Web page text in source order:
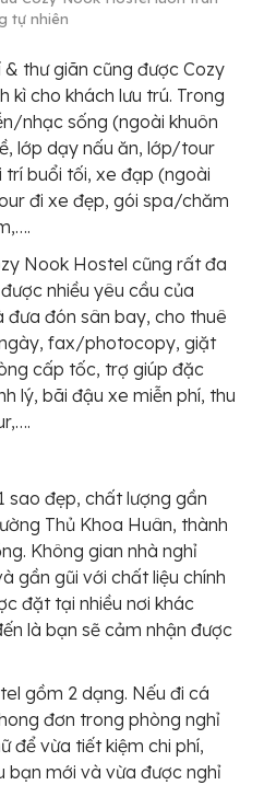
tự nhiên
thư giãn cũng được Cozy
kì cho khách lưu trú. Trong
nhạc sống (ngoài khuôn
lớp dạy nấu ăn, lớp/tour
buổi tối, xe đạp (ngoài
đi xe đẹp, gói spa/chăm
Nook Hostel cũng rất đa
nhiều yêu cầu của
đưa đón sân bay, cho thuê
fax/photocopy, giặt
cấp tốc, trợ giúp đặc
lý, bãi đậu xe miễn phí, thu
sao đẹp, chất lượng gần
Thủ Khoa Huân, thành
Không gian nhà nghỉ
gần gũi với chất liệu chính
đặt tại nhiều nơi khác
là bạn sẽ cảm nhận được
gồm 2 dạng. Nếu đi cá
đơn trong phòng nghỉ
để vừa tiết kiệm chi phí,
bạn mới và vừa được nghỉ